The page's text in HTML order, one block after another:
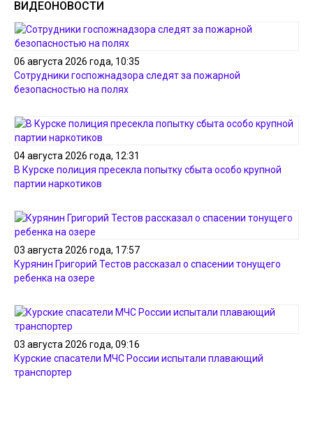
ВИДЕОНОВОСТИ
06 августа 2026 года, 10:35
Сотрудники госпожнадзора следят за пожарной
безопасностью на полях
04 августа 2026 года, 12:31
В Курске полиция пресекла попытку сбыта особо крупной
партии наркотиков
03 августа 2026 года, 17:57
Курянин Григорий Тестов рассказал о спасении тонущего
ребенка на озере
03 августа 2026 года, 09:16
Курские спасатели МЧС России испытали плавающий
транспортер